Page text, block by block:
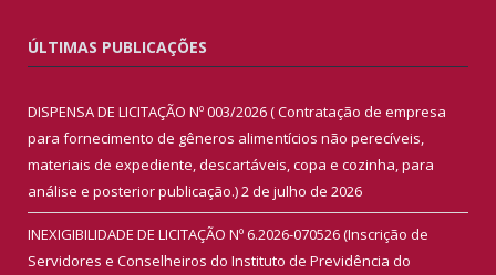
ÚLTIMAS PUBLICAÇÕES
DISPENSA DE LICITAÇÃO Nº 003/2026 ( Contratação de empresa
para fornecimento de gêneros alimentícios não perecíveis,
materiais de expediente, descartáveis, copa e cozinha, para
análise e posterior publicação.)2 de julho de 2026
INEXIGIBILIDADE DE LICITAÇÃO Nº 6.2026-070526 (Inscrição de
Servidores e Conselheiros do Instituto de Previdência do